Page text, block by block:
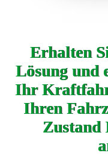
Erhalten
Lösung und
Ihr
Ihren
Zustand